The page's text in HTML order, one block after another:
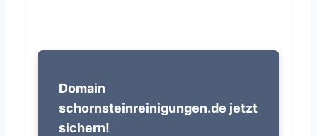
Domain
schornsteinreinigungen.de jetzt
sichern!